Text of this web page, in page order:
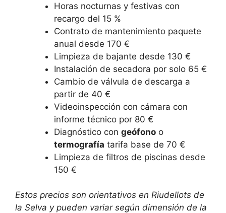
Horas nocturnas y festivas con
recargo del 15 %
Contrato de mantenimiento paquete
anual desde 170 €
Limpieza de bajante desde 130 €
Instalación de secadora por solo 65 €
Cambio de válvula de descarga a
partir de 40 €
Videoinspección con cámara con
informe técnico por 80 €
Diagnóstico con geófonoo
termografía tarifa base de 70 €
Limpieza de filtros de piscinas desde
150 €
Estos precios son orientativos en Riudellots de
la Selva y pueden variar según dimensión de la